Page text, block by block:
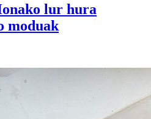
lur hura
moduak